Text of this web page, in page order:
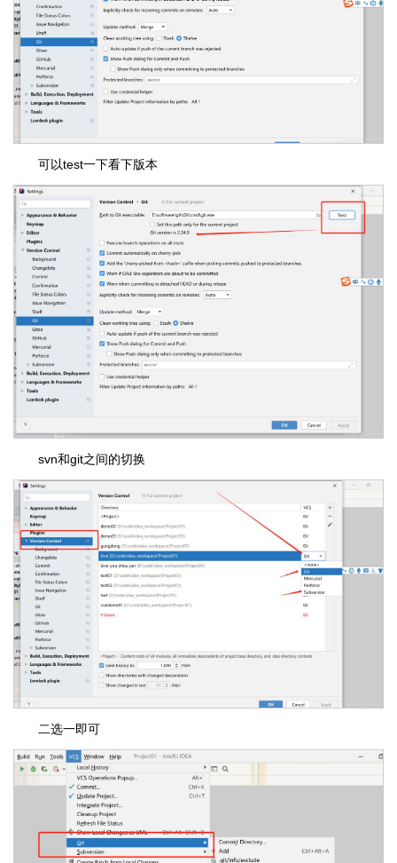
可以test一下看下版本
svn和git之间的切换
二选一即可